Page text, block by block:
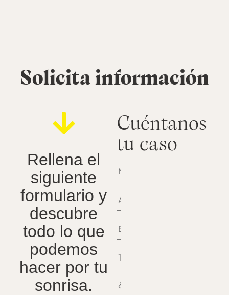
Solicita información
Rellena el
siguiente
formulario y
descubre
todo lo que
podemos
hacer por tu
sonrisa.
Cuéntanos
tu caso